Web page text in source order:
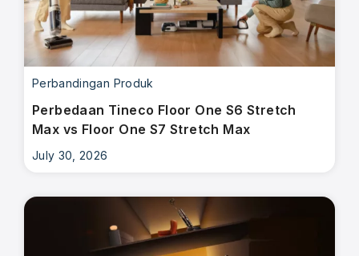
Perbandingan Produk
Perbedaan Tineco Floor One S6 Stretch
Max vs Floor One S7 Stretch Max
July 30, 2026